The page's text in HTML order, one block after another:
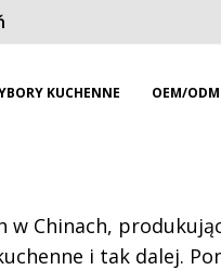
KUCHENNE OEM/ODM
Chinach,
i tak dalej.